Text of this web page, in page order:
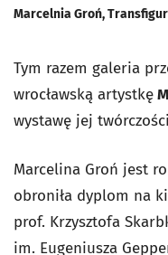
Marcelnia Groń,
Tym razem galeria
wrocławską artystkę
wystawę jej
Marcelina Groń jest
obroniła dyplom na
prof. Krzysztofa
im. Eugeniusza